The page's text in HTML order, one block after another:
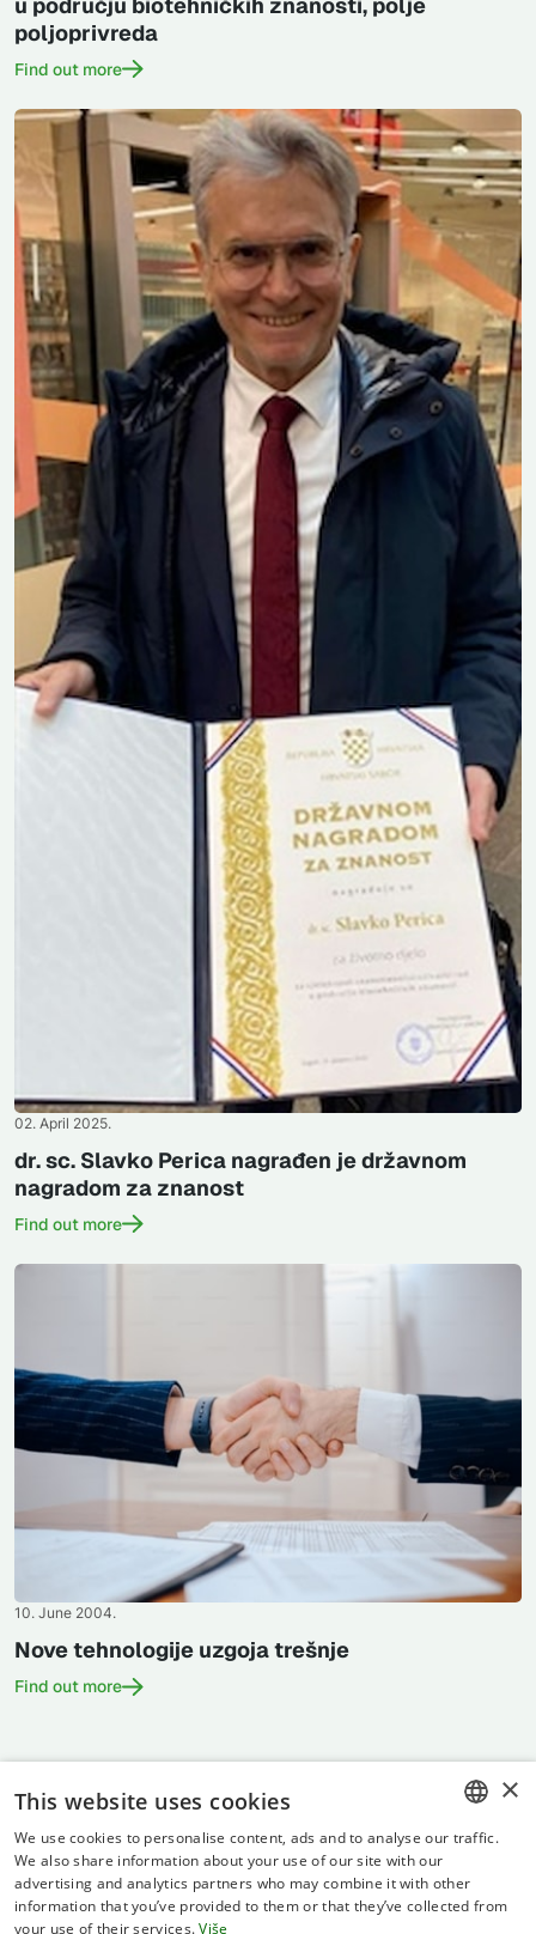
poljoprivreda
Find out more
02. April 2025.
dr. sc. Slavko Perica nagrađen je državnom
nagradom za znanost
Find out more
10. June 2004.
Nove tehnologije uzgoja trešnje
Find out more
ENGLISH
×
This website uses cookies
We use cookies to personalise content, ads and to analyse our traffic.
We also share information about your use of our site with our
advertising and analytics partners who may combine it with other
information that you’ve provided to them or that they’ve collected from
your use of their services. Više